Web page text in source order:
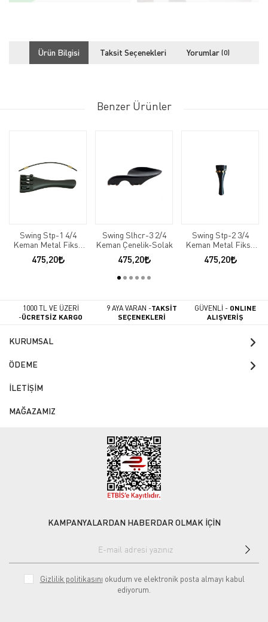
Ürün Bilgisi Taksit Seçenekleri Yorumlar (0)
Benzer Ürünler
Swing Stp-1 4/4
Keman Metal Fiksli
Kuyruk
475,20
Swing Slhcr-3 2/4
Keman Çenelik-Solak
475,20
Swing Stp-2 3/4
Keman Metal Fiksli
Kuyruk
475,20
1000 TL VE ÜZERİ
-ÜCRETSİZ KARGO
9 AYA VARAN -TAKSİT
SEÇENEKLERİ
GÜVENLİ - ONLINE
ALIŞVERİŞ
KURUMSAL
ÖDEME
İLETİŞİM
MAĞAZAMIZ
KAMPANYALARDAN HABERDAR OLMAK İÇİN
Gizlilik politikasını okudum ve elektronik posta almayı kabul
ediyorum.